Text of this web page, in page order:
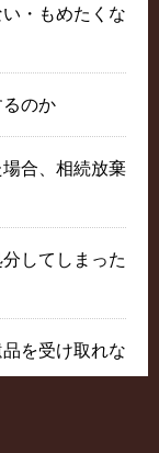
・もめたくな
のか
合、相続放棄
してしまった
を受け取れな
有効か？